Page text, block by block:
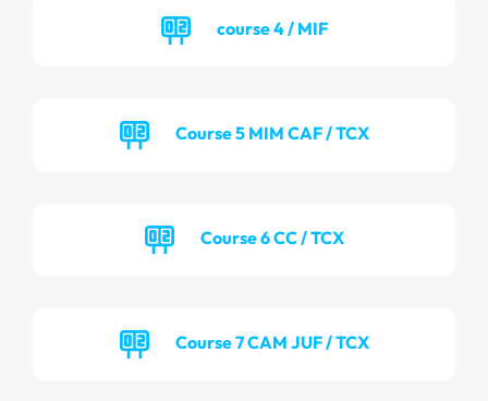
course 4 / MIF
Course 5 MIM CAF / TCX
Course 6 CC / TCX
Course 7 CAM JUF / TCX